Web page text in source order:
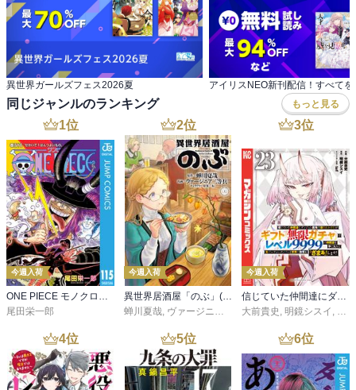
異世界ガールズフェス2026夏
同じジャンルのランキング もっと見る
1位
今週入荷
ONE PIECE モノクロ版 115
尾田栄一郎
2位
今週入荷
異世界居酒屋「のぶ」(22)
蝉川夏哉, ヴァージニア二等兵 ,転
3位
今週入荷
信じていた仲間達にダンジョン奥地で殺されかけたがギフト『無限ガチャ』でレベル９９９９の仲間達を手に入れて元パーティーメンバーと世界に復讐＆『ざまぁ！』します！（２３）
大前貴史 , 明鏡シスイ , ｔ
4位 5位 6位